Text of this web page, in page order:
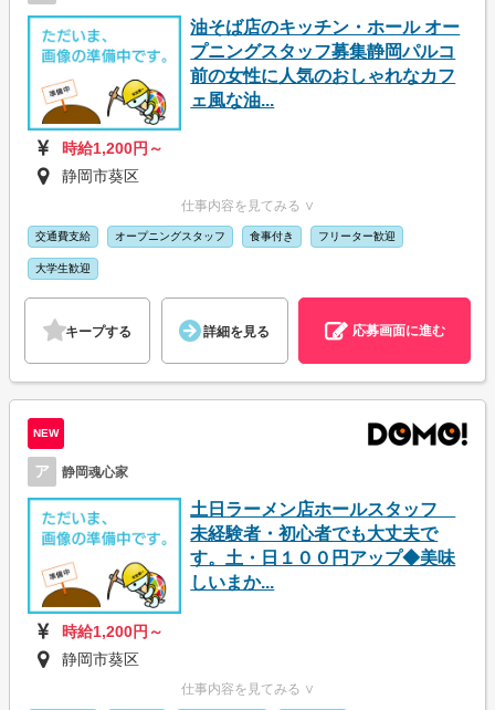
油そば店のキッチン・ホール オー
プニングスタッフ募集静岡パルコ
前の女性に人気のおしゃれなカフ
ェ風な油...
時給1,200円～
静岡市葵区
仕事内容を見てみる ∨
交通費支給 オープニングスタッフ 食事付き フリーター歓迎
大学生歓迎
キープする 詳細を見る 応募画面に進む
NEW
ア 静岡魂心家
土日ラーメン店ホールスタッフ
未経験者・初心者でも大丈夫で
す。土・日１００円アップ◆美味
しいまか...
時給1,200円～
静岡市葵区
仕事内容を見てみる ∨